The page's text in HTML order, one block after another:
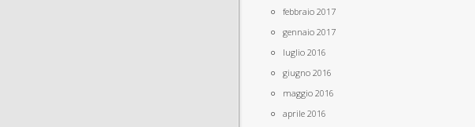
febbraio 2017
gennaio 2017
luglio 2016
giugno 2016
maggio 2016
aprile 2016